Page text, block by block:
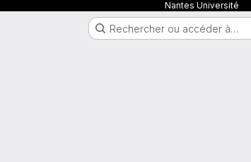
Nantes Université
Rechercher ou accéder à…